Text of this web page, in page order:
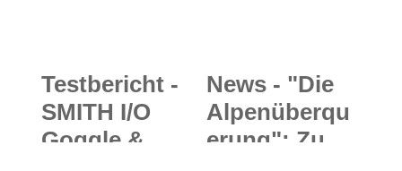
Testbericht -
SMITH I/O
Goggle &
News - "Die
Alpenüberqu
erung": Zu